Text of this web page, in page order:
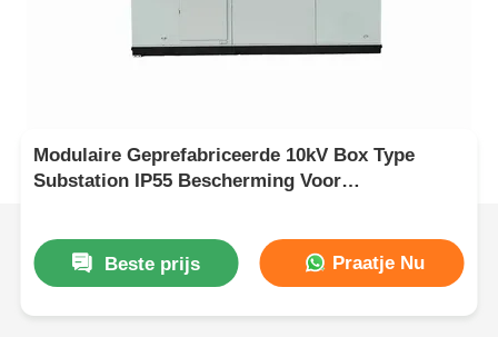
Modulaire Geprefabriceerde 10kV Box Type
Substation IP55 Bescherming Voor
Beste prijs Praatje Nu